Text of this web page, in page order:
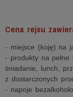
Cena rejsu
- miejsce (koję) na
- produkty na
śniadanie, lunch,
z dostarczonych
- napoje